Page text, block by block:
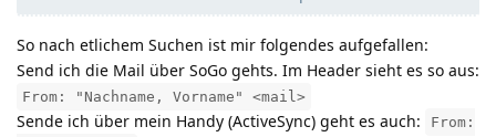
So nach etlichem Suchen ist mir folgendes aufgefallen:
Send ich die Mail über SoGo gehts. Im Header sieht es so aus:
From: "Nachname, Vorname" <mail>
Sende ich über mein Handy (ActiveSync) geht es auch:
From: